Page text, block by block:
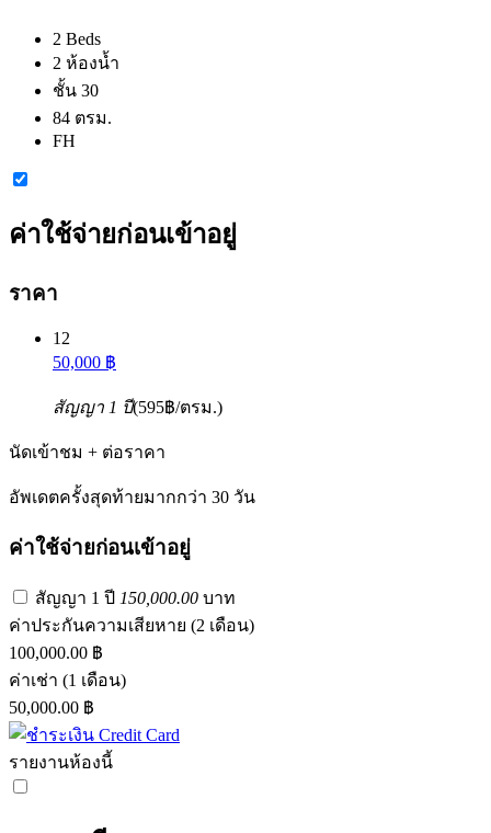
2 Beds
2 ห้องน้ำ
ชั้น 30
84 ตรม.
FH
ค่าใช้จ่ายก่อนเข้าอยู่
ราคา
12
50,000 ฿
สัญญา 1 ปี(595฿/ตรม.)
นัดเข้าชม + ต่อราคา
อัพเดตครั้งสุดท้ายมากกว่า 30 วัน
ค่าใช้จ่ายก่อนเข้าอยู่
สัญญา 1 ปี 150,000.00 บาท
ค่าประกันความเสียหาย (2 เดือน)
100,000.00 ฿
ค่าเช่า (1 เดือน)
50,000.00 ฿
รายงานห้องนี้